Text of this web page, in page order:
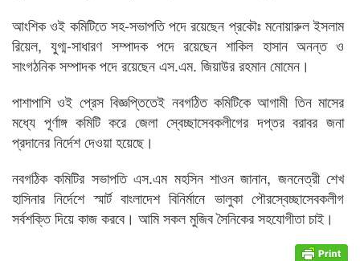
আংশিক ওই কমিটিতে সহ-সভাপতি পদে রয়েছেন প্রকৌঃ মনোয়ারুল ইসলাম
রিয়েল, যুগ্ম-সাধারণ সম্পাদক পদে রয়েছেন শাকিল হাসান অনন্ত ও
সাংগঠনিক সম্পাদক পদে রয়েছেন এস.এম. জিয়াউর রহমান মোমেন।
পাশাপাশি ওই প্রেস বিজ্ঞপ্তিতেই নবগঠিত কমিটিকে আগামী তিন মাসের
মধ্যে পূর্ণাঙ্গ কমিটি করে জেলা স্বেচ্ছাসেবকলীগের দপ্তর বরাবর জনা
প্রদানের নির্দেশ দেওয়া হয়েছে।
নবগঠিক কমিটির সভাপতি এস.এম মহসিন শাওন জানান, জননেত্রী শেখ
হাসিনার নির্দেশে স্মার্ট বাংলাদেশ বিনির্মানে ভালুকা পৌরস্বেচ্ছাসেবকলীগ
সর্বশক্তি দিয়ে কাজ করবে। আমি সকল মুজিব সৈনিকের সহযোগীতা চাই।